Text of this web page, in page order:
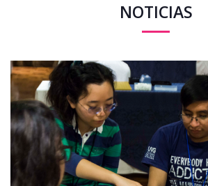
NOTICIAS